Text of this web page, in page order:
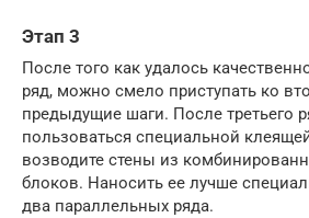
Этап 3
После того как удалось
ряд, можно смело приступать ко
предыдущие шаги. После третьего
пользоваться специальной
возводите стены из
блоков. Наносить ее лучше
два параллельных ряда.